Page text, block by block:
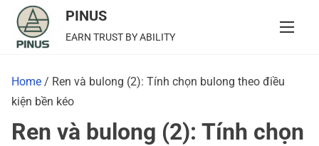
PINUS
EARN TRUST BY ABILITY
Home / Ren và bulong (2): Tính chọn bulong theo điều
kiện bền kéo
Ren và bulong (2): Tính chọn